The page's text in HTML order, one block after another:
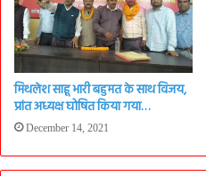
मिथलेश साहू भारी बहुमत के साथ विजय,
प्रांत अध्यक्ष घोषित किया गया…
December 14, 2021